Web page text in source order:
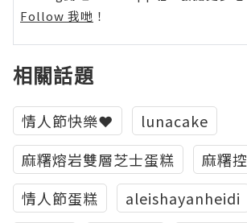
Follow 我哋 ！
相關話題
情人節快樂❤️
lunacake
麻糬熔岩雙層芝士蛋糕
麻糬控
情人節蛋糕
aleishayanheidi